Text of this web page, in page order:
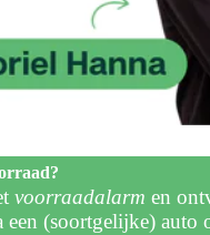
voorraadalarm en
een (soortgelijke) auto